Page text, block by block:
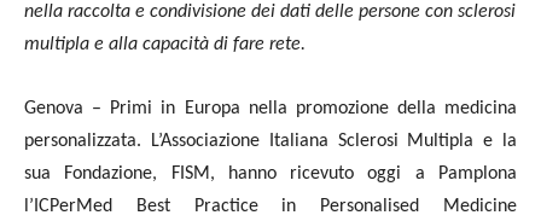
nella raccolta e condivisione dei dati delle persone con sclerosi
multipla e alla capacità di fare rete.
Genova – Primi in Europa nella promozione della medicina
personalizzata. L’Associazione Italiana Sclerosi Multipla e la
sua Fondazione, FISM, hanno ricevuto oggi a Pamplona
l’ICPerMed Best Practice in Personalised Medicine